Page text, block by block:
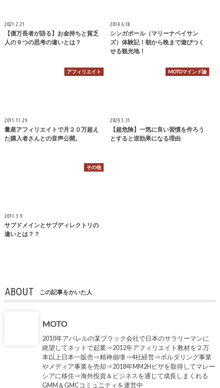
2021.2.21
【億万長者が語る】お金持ちと貧乏
人の９つの思考の違いとは？
2014.6.18
シンガポール（マリーナベイサン
ズ）体験記！朝から晩まで遊びつく
せる観光地！
アフィリエイト
2011.11.29
量産アフィリエイトで月２０万超え
た購入者さんとの音声公開。
MOTOマインド論
2020.5.31
【超危険】一気に良い習慣を作ろう
とすると逆効果になる理由
その他
2011.3.9
サブドメインとサブディレクトリの
違いとは？？
ABOUT この記事をかいた人
MOTO
2010年アパレルの某ブラック会社で日本のサラリーマンに
絶望してネットで起業⇒2012年アフィリエイト教材を２万
本以上日本一販売⇒精神崩壊⇒4社経営⇒ボルダリング事業
やメディア事業を売却⇒2018年MM2Hビザを取得してマレー
シアに移住⇒海外投資＆ビジネスを通じて成長しまくれる
GMM＆GMCコミュニティを運営中